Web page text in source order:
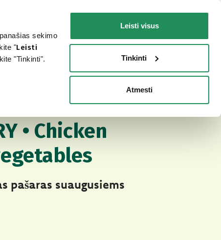
sekimo
"Leisti
"Tinkinti".
Leisti visus
Tinkinti
Atmesti
Susisiekite LT
JŪSŲ KATEI KUR ĮSIGYTI?
• Chicken
pašaras suaugusiems